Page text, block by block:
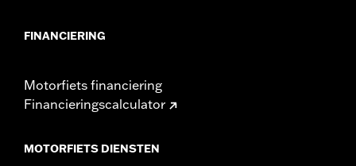
FINANCIERING
Motorfiets financiering
Financieringscalculator
MOTORFIETS DIENSTEN